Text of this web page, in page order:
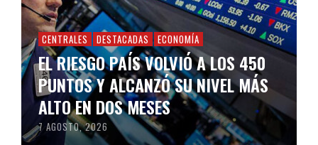
CENTRALES DESTACADAS ECONOMÍA
EL RIESGO PAÍS VOLVIÓ A LOS 450
PUNTOS Y ALCANZÓ SU NIVEL MÁS
ALTO EN DOS MESES
7 AGOSTO, 2026